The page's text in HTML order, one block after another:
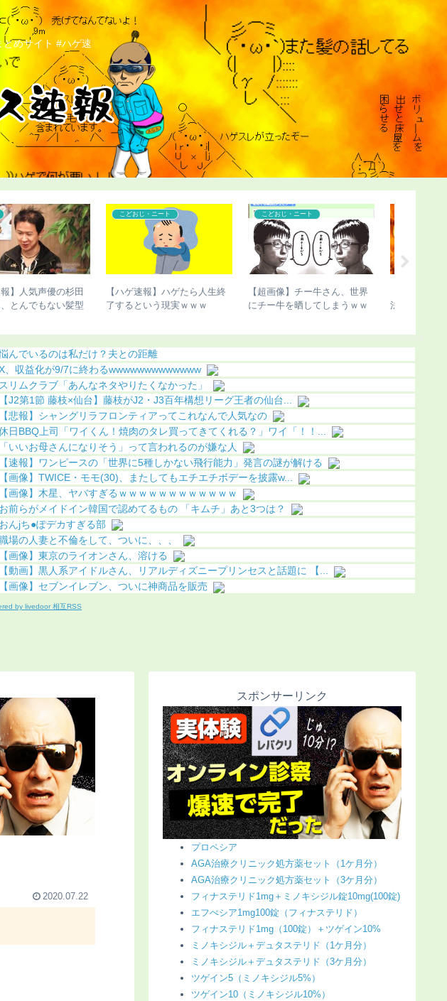
めサイト #ハゲ速
おじ・ニート
像】チー牛さん、世界
牛を晒してしまうｗｗ
コンプレックス
【ハゲ速報】「ハゲ男性の違
法化」を目指す運動が巻き起
こどおじ・ニート
【画像あり】骨延長失敗で脚
切断した人、お気持ち表明
んでいるのは私だけ？夫との距離
、収益化が9/7に終わるwwwwwwwwwwwww
スリムクラブ「あんなネタやりたくなかった」
【J2第1節 藤枝×仙台】藤枝がJ2・J3百年構想リーグ王者の仙台...
【悲報】シャングリラフロンティアってこれなんで人気なの
日BBQ上司「ワイくん！焼肉のタレ買ってきてくれる？」ワイ「！！...
「いいお母さんになりそう」って言われるのが嫌な人
【速報】ワンピースの「世界に5種しかない飛行能力」発言の謎が解ける
【画像】TWICE・モモ(30)、またしてもエチエチボデーを披露w...
【画像】木星、ヤバすぎるｗｗｗｗｗｗｗｗｗｗｗｗ
お前らがメイドイン韓国で認めてるもの 「キムチ」あと3つは？
おんjち●ぽデカすぎる部
場の人妻と不倫をして、ついに、、、
【画像】東京のライオンさん、溶ける
【動画】黒人系アイドルさん、リアルディズニープリンセスと話題に 【...
【画像】セブンイレブン、ついに神商品を販売
by livedoor 相互RSS
2020.07.22
スポンサーリンク
プロペシア
AGA治療クリニック処方薬セット（1ケ月分）
AGA治療クリニック処方薬セット（3ケ月分）
フィナステリド1mg＋ミノキシジル錠10mg(100錠)
エフぺシア1mg100錠（フィナステリド）
フィナステリド1mg（100錠）＋ツゲイン10%
ミノキシジル＋デュタステリド（1ケ月分）
ミノキシジル＋デュタステリド（3ケ月分）
ツゲイン5（ミノキシジル5%）
ツゲイン10（ミノキシジル10%）